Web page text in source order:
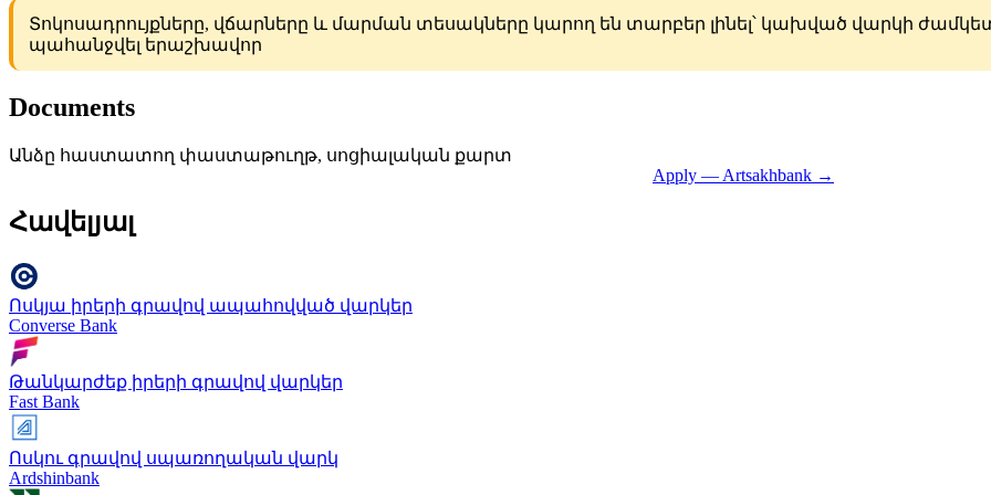
Տոկոսադրույքները, վճարները և մարման տեսակները կարող են տարբեր լինել՝ կախված վարկի
պահանջվել երաշխավոր
Documents
Անձը հաստատող փաստաթուղթ, սոցիալական քարտ
Apply — Artsakhbank →
Հավելյալ
Ոսկյա իրերի գրավով ապահովված վարկեր
Converse Bank
Թանկարժեք իրերի գրավով վարկեր
Fast Bank
Ոսկու գրավով սպառողական վարկ
Ardshinbank